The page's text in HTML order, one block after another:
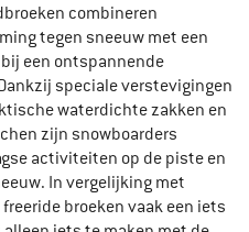
combineren
tegen sneeuw met een
een ontspannende
speciale verstevigingen
waterdichte zakken en
zijn snowboarders
activiteiten op de piste en
In vergelijking met
broeken vaak een iets